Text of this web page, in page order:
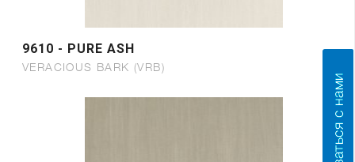
9610 - PURE ASH
VERACIOUS BARK (VRB)